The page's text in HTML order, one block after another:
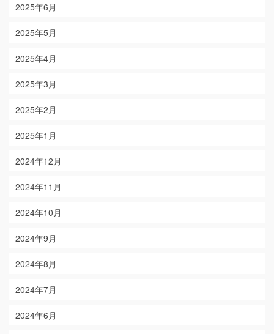
2025年6月
2025年5月
2025年4月
2025年3月
2025年2月
2025年1月
2024年12月
2024年11月
2024年10月
2024年9月
2024年8月
2024年7月
2024年6月